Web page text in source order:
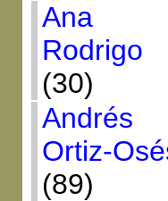
Ana
Rodrigo
(30)
Andrés
Ortiz-
(89)